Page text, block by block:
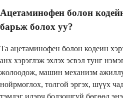
Ацетаминофен болон
барьж болох уу?
Та ацетаминофен болон кодеин
анх хэрэглэж эхлэх эсвэл тунг
жолоодож, машин механизм
нойрмоглох, толгой эргэх, шүүх